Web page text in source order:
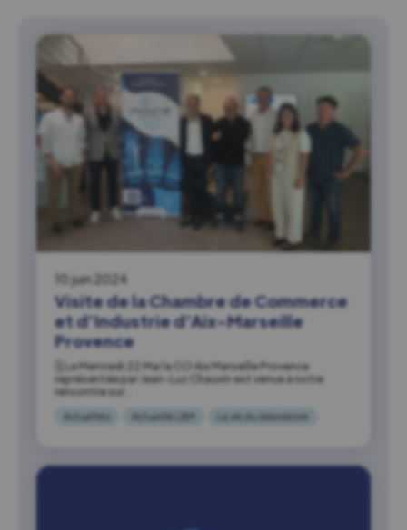
10 juin 2024
Visite de la Chambre de Commerce
et d’Industrie d’Aix-Marseille
Provence
🗓 Le Mercredi 22 Mai la CCI Aix Marseille Provence
représentée par Jean-Luc Chauvin est venue à notre
rencontre sur…
Actualités Actualité LBM La vie du laboratoire